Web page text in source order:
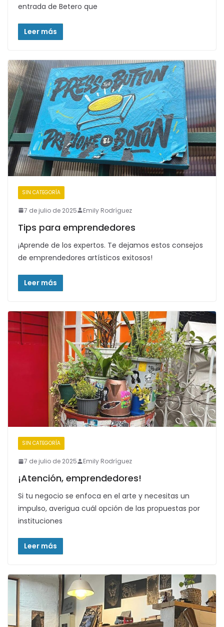
entrada de Betero que
Leer más
SIN CATEGORÍA
7 de julio de 2025 Emily Rodríguez
Tips para emprendedores
¡Aprende de los expertos. Te dejamos estos consejos
de emprendedores artísticos exitosos!
Leer más
SIN CATEGORÍA
7 de julio de 2025 Emily Rodríguez
¡Atención, emprendedores!
Si tu negocio se enfoca en el arte y necesitas un
impulso, averigua cuál opción de las propuestas por
instituciones
Leer más